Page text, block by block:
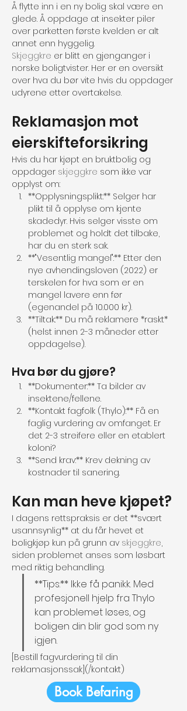
Å flytte inn i en ny bolig skal være en
glede. Å oppdage at insekter piler
over parketten første kvelden er alt
annet enn hyggelig.
Skjeggkre er blitt en gjenganger i
norske boligtvister. Her er en oversikt
over hva du bør vite hvis du oppdager
udyrene etter overtakelse.
Reklamasjon mot
eierskifteforsikring
Hvis du har kjøpt en bruktbolig og
oppdager skjeggkre som ikke var
opplyst om:
**Opplysningsplikt:** Selger har
plikt til å opplyse om kjente
skadedyr. Hvis selger visste om
problemet og holdt det tilbake,
har du en sterk sak.
**"Vesentlig mangel":** Etter den
nye avhendingsloven (2022) er
terskelen for hva som er en
mangel lavere enn før
(egenandel på 10.000 kr).
**Tiltak:** Du må reklamere *raskt*
(helst innen 2-3 måneder etter
oppdagelse).
Hva bør du gjøre?
**Dokumenter:** Ta bilder av
insektene/fellene.
**Kontakt fagfolk (Thylo):** Få en
faglig vurdering av omfanget. Er
det 2-3 streifere eller en etablert
koloni?
**Send krav:** Krev dekning av
kostnader til sanering.
Kan man heve kjøpet?
I dagens rettspraksis er det **svært
usannsynlig** at du får hevet et
boligkjøp kun på grunn av skjeggkre,
siden problemet anses som løsbart
med riktig behandling.
**Tips:** Ikke få panikk. Med
profesjonell hjelp fra Thylo
kan problemet løses, og
boligen din blir god som ny
igjen.
[Bestill fagvurdering til din
reklamasjonssak](/kontakt)
Book Befaring